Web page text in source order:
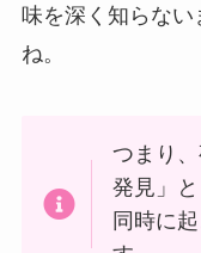
味を深く知らな
ね。
つまり
発見」
同時に